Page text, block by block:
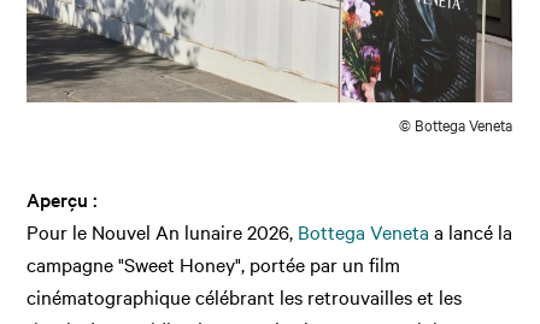
© Bottega Veneta
Aperçu :
Pour le Nouvel An lunaire 2026, Bottega Veneta a lancé la
campagne "Sweet Honey", portée par un film
cinématographique célébrant les retrouvailles et les